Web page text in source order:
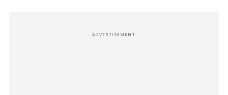
ADVERTISEMENT